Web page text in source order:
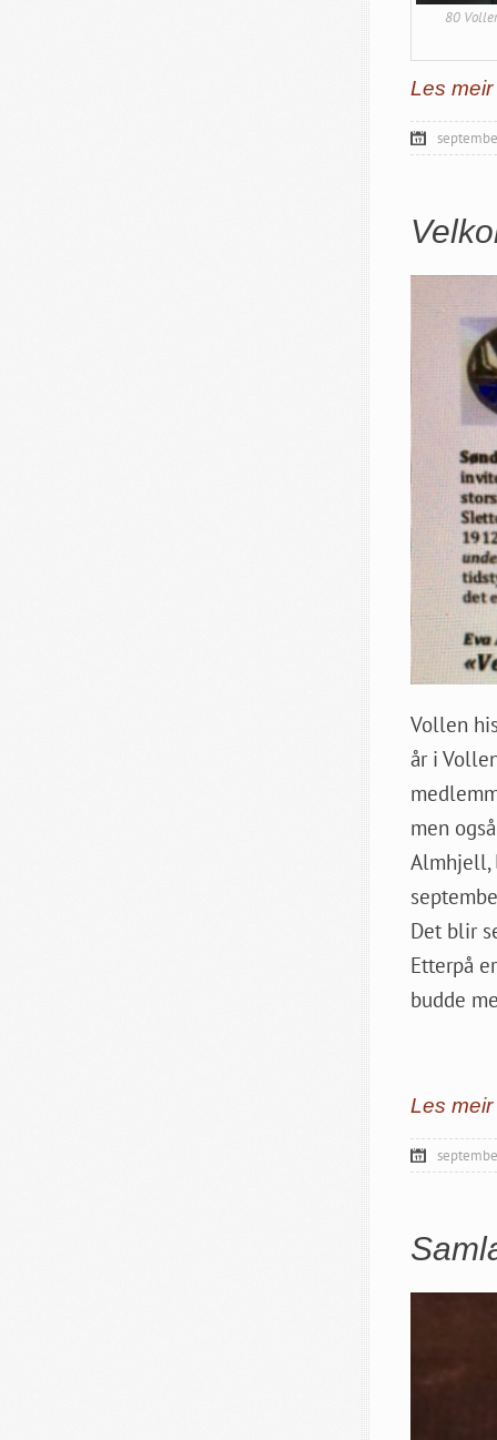
80
Les meir
Vollen
år i
men
Almhjell,
Det blir
Etterpå
budde
Les meir